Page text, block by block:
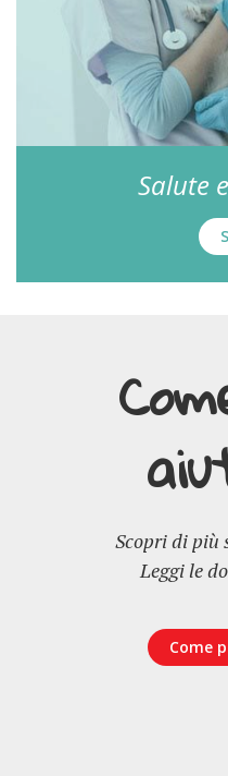
Salute
Scopri di più
Leggi le
Come